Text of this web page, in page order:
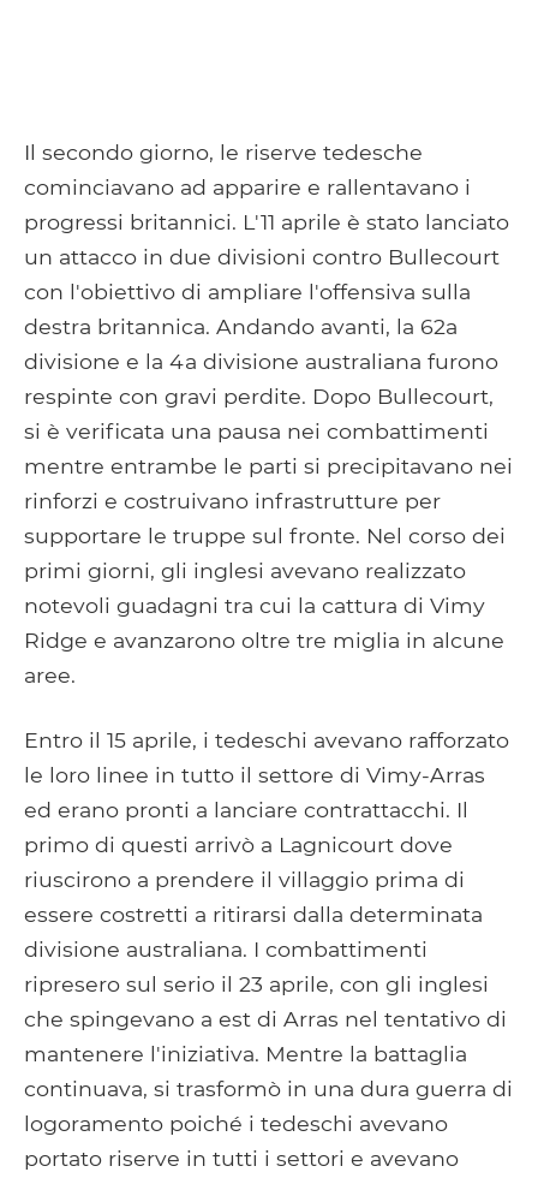
Il secondo giorno, le riserve tedesche
cominciavano ad apparire e rallentavano i
progressi britannici. L'11 aprile è stato lanciato
un attacco in due divisioni contro Bullecourt
con l'obiettivo di ampliare l'offensiva sulla
destra britannica. Andando avanti, la 62a
divisione e la 4a divisione australiana furono
respinte con gravi perdite. Dopo Bullecourt,
si è verificata una pausa nei combattimenti
mentre entrambe le parti si precipitavano nei
rinforzi e costruivano infrastrutture per
supportare le truppe sul fronte. Nel corso dei
primi giorni, gli inglesi avevano realizzato
notevoli guadagni tra cui la cattura di Vimy
Ridge e avanzarono oltre tre miglia in alcune
aree.
Entro il 15 aprile, i tedeschi avevano rafforzato
le loro linee in tutto il settore di Vimy-Arras
ed erano pronti a lanciare contrattacchi. Il
primo di questi arrivò a Lagnicourt dove
riuscirono a prendere il villaggio prima di
essere costretti a ritirarsi dalla determinata
divisione australiana. I combattimenti
ripresero sul serio il 23 aprile, con gli inglesi
che spingevano a est di Arras nel tentativo di
mantenere l'iniziativa. Mentre la battaglia
continuava, si trasformò in una dura guerra di
logoramento poiché i tedeschi avevano
portato riserve in tutti i settori e avevano